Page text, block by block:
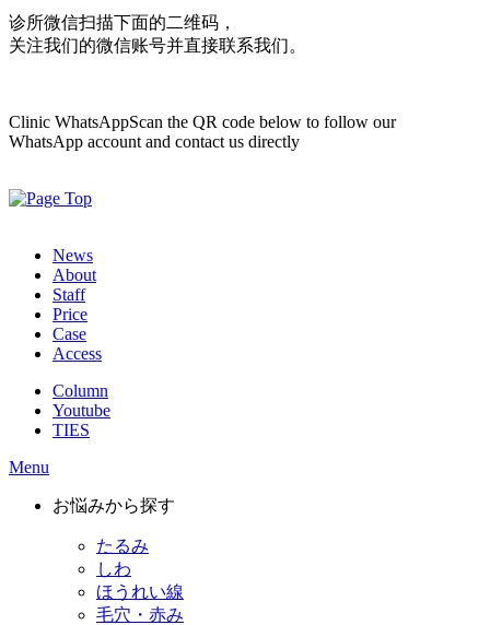
诊所微信扫描下面的二维码，
关注我们的微信账号并直接联系我们。
Clinic WhatsAppScan the QR code below to follow our
WhatsApp account and contact us directly
News
About
Staff
Price
Case
Access
Column
Youtube
TIES
Menu
お悩みから探す
たるみ
しわ
ほうれい線
毛穴・赤み